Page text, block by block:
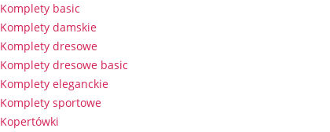
Komplety basic
Komplety damskie
Komplety dresowe
Komplety dresowe basic
Komplety eleganckie
Komplety sportowe
Kopertówki